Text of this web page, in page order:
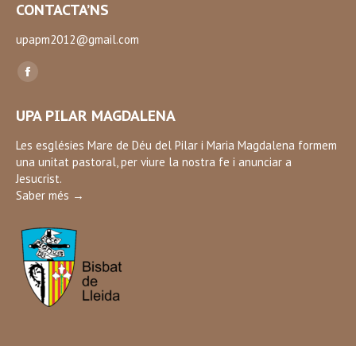
CONTACTA’NS
upapm2012@gmail.com
Find us on:
Facebook
opens
in
new
window
UPA PILAR MAGDALENA
Les esglésies Mare de Déu del Pilar i Maria Magdalena formem
una unitat pastoral, per viure la nostra fe i anunciar a
Jesucrist.
Saber més →